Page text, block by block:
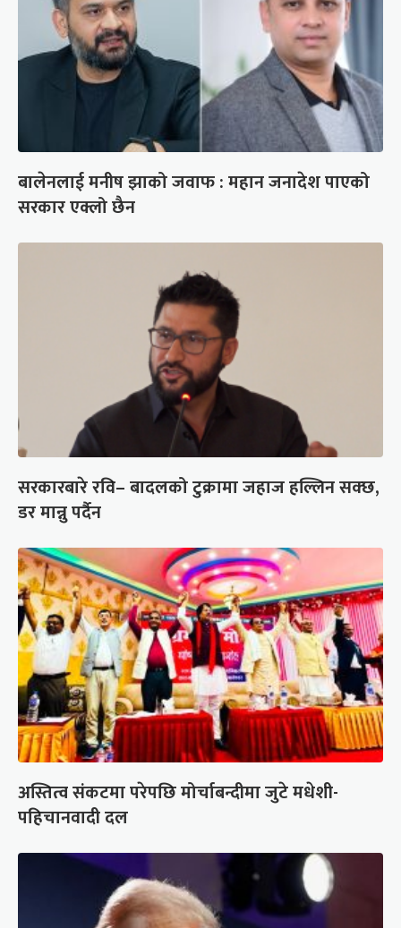
बालेनलाई मनीष झाको जवाफ : महान जनादेश पाएको
सरकार एक्लो छैन
सरकारबारे रवि– बादलको टुक्रामा जहाज हल्लिन सक्छ,
डर मान्नु पर्दैन
अस्तित्व संकटमा परेपछि मोर्चाबन्दीमा जुटे मधेशी-
पहिचानवादी दल